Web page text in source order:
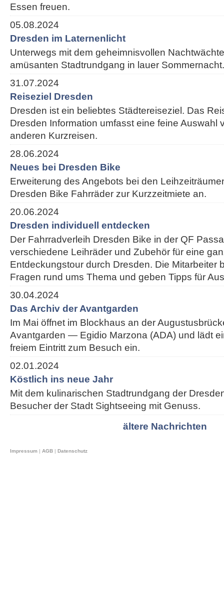
Essen freuen.
05.08.2024
Dresden im Laternenlicht
Unterwegs mit dem geheimnisvollen
amüsanten Stadtrundgang in lauer Sommernacht.
31.07.2024
Reiseziel Dresden
Dresden ist ein beliebtes Städtereiseziel. Das
Dresden Information umfasst eine feine Auswahl
anderen Kurzreisen.
28.06.2024
Neues bei Dresden Bike
Erweiterung des Angebots bei den
Dresden Bike Fahrräder zur Kurzzeitmiete an.
20.06.2024
Dresden individuell entdecken
Der Fahrradverleih Dresden Bike in der QF
verschiedene Leihräder und Zubehör für eine
Entdeckungstour durch Dresden. Die Mitarbeiter
Fragen rund ums Thema und geben Tipps für
30.04.2024
Das Archiv der Avantgarden
Im Mai öffnet im Blockhaus an der
Avantgarden — Egidio Marzona (ADA) und lädt
freiem Eintritt zum Besuch ein.
02.01.2024
Köstlich ins neue Jahr
Mit dem kulinarischen Stadtrundgang der
Besucher der Stadt Sightseeing mit Genuss.
ältere Nachrichten
Impressum | AGB | Datenschutz